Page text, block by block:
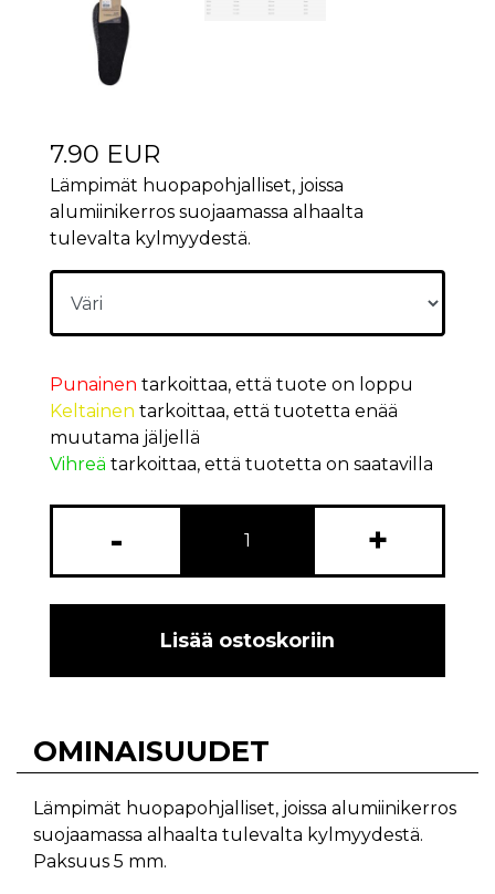
7.90 EUR
Lämpimät huopapohjalliset, joissa
alumiinikerros suojaamassa alhaalta
tulevalta kylmyydestä.
Punainen tarkoittaa, että tuote on loppu
Keltainen tarkoittaa, että tuotetta enää
muutama jäljellä
Vihreä tarkoittaa, että tuotetta on saatavilla
- +
Lisää ostoskoriin
OMINAISUUDET
Lämpimät huopapohjalliset, joissa alumiinikerros
suojaamassa alhaalta tulevalta kylmyydestä.
Paksuus 5 mm.